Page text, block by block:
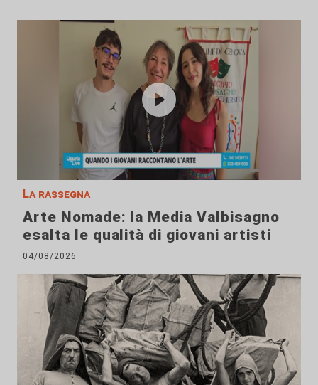
La rassegna
Arte Nomade: la Media Valbisagno
esalta le qualità di giovani artisti
04/08/2026